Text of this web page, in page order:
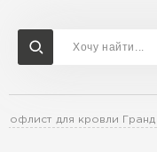
для кровли
Доставка и оплата